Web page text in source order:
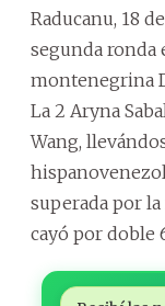
Raducanu, 18
segunda ronda
montenegrina
La 2 Aryna
Wang,
superada por
cayó por doble